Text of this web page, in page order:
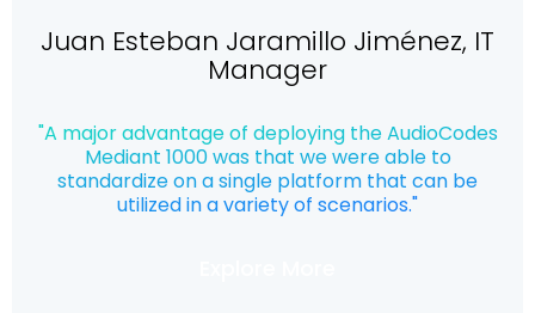
Juan Esteban Jaramillo Jiménez, IT
Manager
"A major advantage of deploying the AudioCodes
Mediant 1000 was that we were able to
standardize on a single platform that can be
utilized in a variety of scenarios."